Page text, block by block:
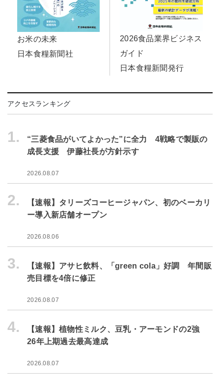
お米の未来
日本食糧新聞社
2026食品業界ビジネス
ガイド
日本食糧新聞発行
アクセスランキング
1.
“三菱食品がいてよかった”に全力 4戦略で製販の
成長支援 伊藤社長が方針示す
2026.08.07
2.
【速報】タリーズコーヒージャパン、初のベーカリ
ー導入新店舗オープン
2026.08.06
3.
【速報】アサヒ飲料、「green cola」好調 年間販
売目標を4倍に修正
2026.08.07
4.
【速報】植物性ミルク、豆乳・アーモンドの2強
26年上期過去最高達成
2026.08.07